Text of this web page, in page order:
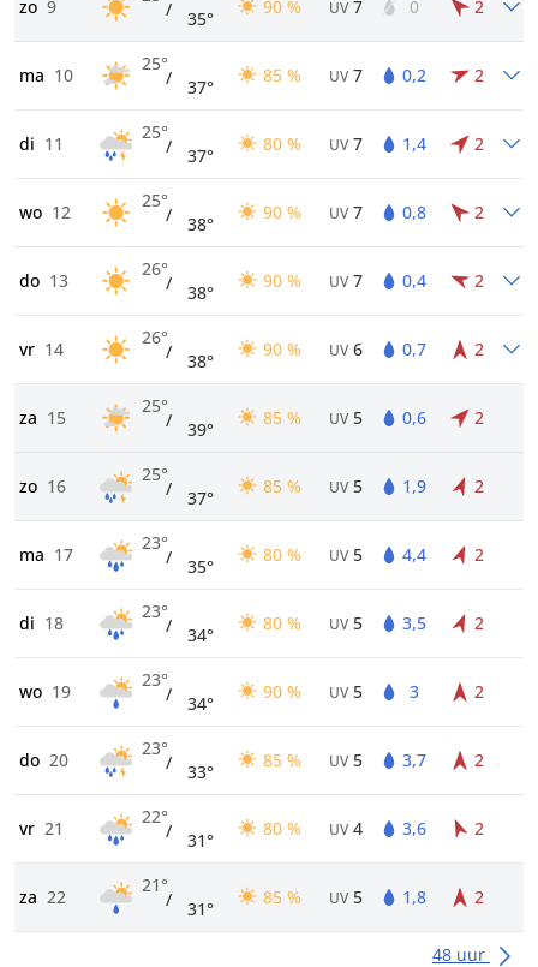
zo 9 / 35°
90 % UV 7 0 2
ma 10
25°
/ 37°
85 % UV 7 0,2 2
di 11
25°
/ 37°
80 % UV 7 1,4 2
wo 12
25°
/ 38°
90 % UV 7 0,8 2
do 13
26°
/ 38°
90 % UV 7 0,4 2
vr 14
26°
/ 38°
90 % UV 6 0,7 2
za 15
25°
/ 39°
85 % UV 5 0,6 2
zo 16
25°
/ 37°
85 % UV 5 1,9 2
ma 17
23°
/ 35°
80 % UV 5 4,4 2
di 18
23°
/ 34°
80 % UV 5 3,5 2
wo 19
23°
/ 34°
90 % UV 5 3 2
do 20
23°
/ 33°
85 % UV 5 3,7 2
vr 21
22°
/ 31°
80 % UV 4 3,6 2
za 22
21°
/ 31°
85 % UV 5 1,8 2
48 uur